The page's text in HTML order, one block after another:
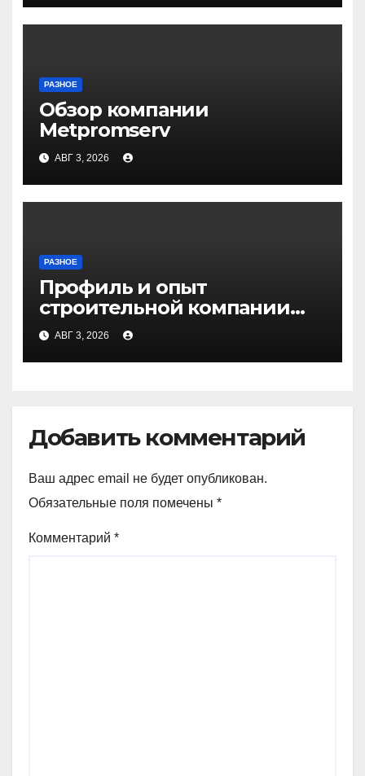
РАЗНОЕ
Обзор компании
Metpromserv
АВГ 3, 2026
РАЗНОЕ
Профиль и опыт
строительной компании
Медичи
АВГ 3, 2026
Добавить комментарий
Ваш адрес email не будет опубликован.
Обязательные поля помечены *
Комментарий *